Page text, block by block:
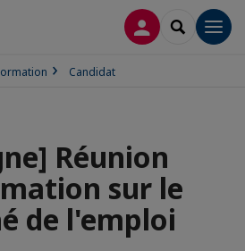
CONNEXION
Candidat
Réunion
sur le
de l'emploi